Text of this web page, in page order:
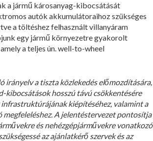
a jármű károsanyag-kibocsátását
autók akkumulátoraihoz szükséges
a töltéshez felhasznált villanyáram
egy jármű környezetre gyakorolt
a teljes ún. well-to-wheel
a tiszta közlekedés előmozdítására,
kibocsátások hosszú távú csökkentésére
kiépítéséhez, valamint a
megfeleléshez. A jelentéstervezet pontosítja
és nehézgépjárművekre vonatkozó
az ajánlatkérő szervek és az